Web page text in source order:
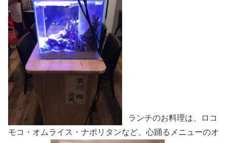
ランチのお料理は、ロコ
モコ・オムライス・ナポリタンなど、心踊るメニューのオ